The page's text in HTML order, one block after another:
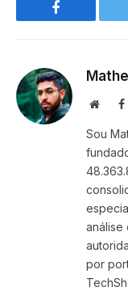
Facebook
Website
Sou
análise
por